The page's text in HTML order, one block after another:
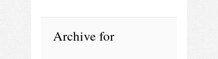
Archive for